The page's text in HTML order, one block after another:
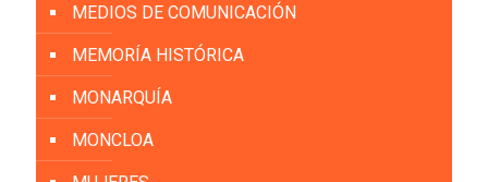
MEDIOS DE COMUNICACIÓN
MEMORÍA HISTÓRICA
MONARQUÍA
MONCLOA